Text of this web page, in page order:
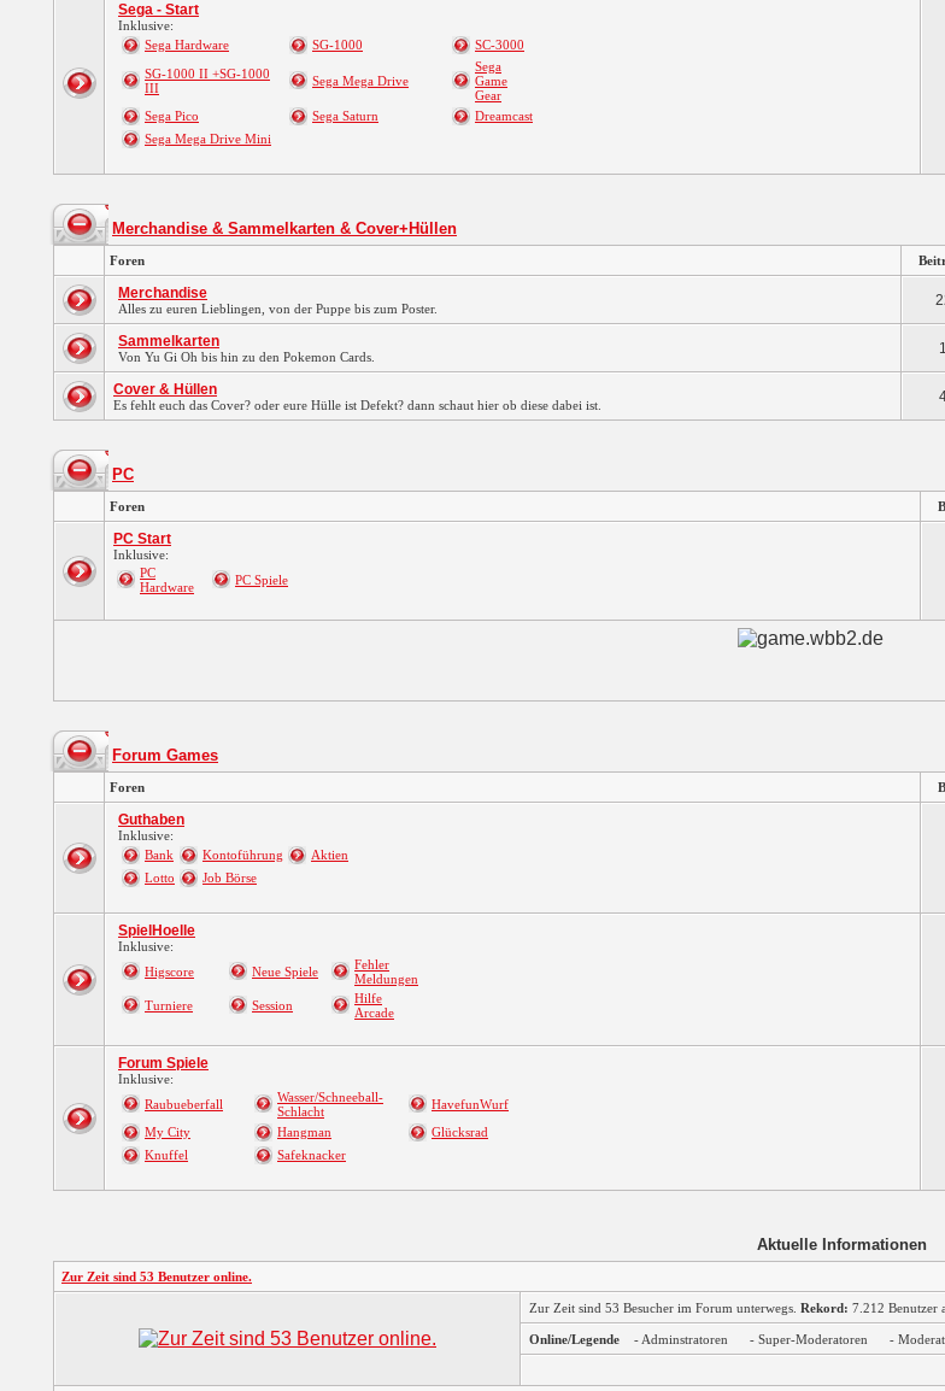
Sega - Start
Inklusive:
Sega Hardware
SG-1000
SC-3000
SG-1000 II +SG-1000
III
Sega Mega Drive
Sega
Game
Gear
Sega Pico
Sega Saturn
Dreamcast
Sega Mega Drive Mini
Merchandise & Sammelkarten & Cover+Hüllen
Foren
Merchandise
Alles zu euren Lieblingen, von der Puppe bis zum Poster.
Sammelkarten
Von Yu Gi Oh bis hin zu den Pokemon Cards. 1
Cover & Hüllen
Es fehlt euch das Cover? oder eure Hülle ist Defekt? dann schaut hier ob diese dabei ist.
PC
Foren
PC Start
Inklusive:
PC
Hardware
PC Spiele
Forum Games
Foren
Guthaben
Inklusive:
Bank
Kontoführung
Aktien
Lotto
Job Börse
SpielHoelle
Inklusive:
Higscore
Neue Spiele
Fehler
Meldungen
Turniere
Session
Hilfe
Arcade
Forum Spiele
Inklusive:
Raubueberfall
Wasser/Schneeball-
Schlacht
HavefunWurf
My City
Hangman
Glücksrad
Knuffel
Safeknacker
Aktuelle Informationen
Zur Zeit sind 53 Benutzer online.
Zur Zeit sind 53 Besucher im Forum unterwegs. Rekord: 7.212 Benutzer
Online/Legende - Adminstratoren - Super-Moderatoren -